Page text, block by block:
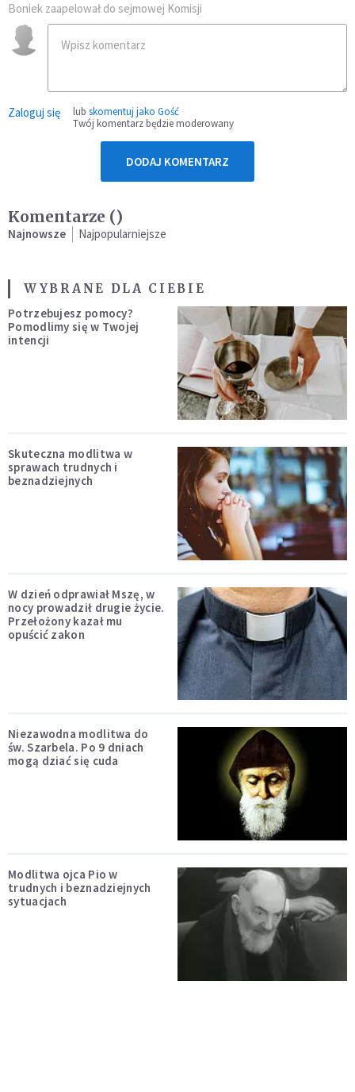
Boniek zaapelował do sejmowej Komisji
Zaloguj się lub skomentuj jako Gość
Twój komentarz będzie moderowany
DODAJ KOMENTARZ
Komentarze ()
Najnowsze Najpopularniejsze
WYBRANE DLA CIEBIE
Potrzebujesz pomocy?
Pomodlimy się w Twojej
intencji
Skuteczna modlitwa w
sprawach trudnych i
beznadziejnych
W dzień odprawiał Mszę, w
nocy prowadził drugie życie.
Przełożony kazał mu
opuścić zakon
Niezawodna modlitwa do
św. Szarbela. Po 9 dniach
mogą dziać się cuda
Modlitwa ojca Pio w
trudnych i beznadziejnych
sytuacjach